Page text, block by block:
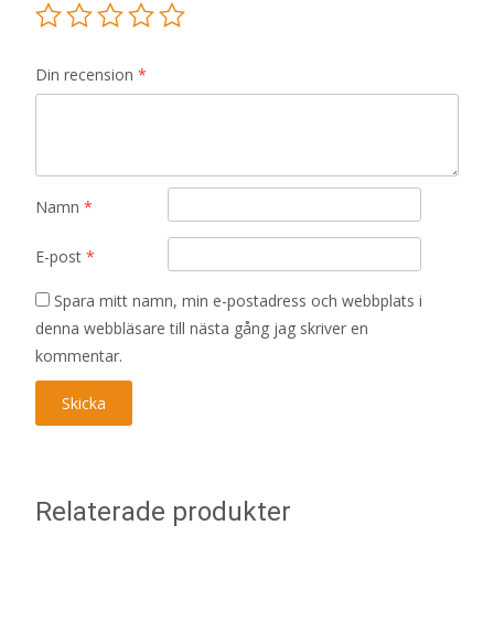
Din recension *
Namn *
E-post *
Spara mitt namn, min e-postadress och webbplats i
denna webbläsare till nästa gång jag skriver en
kommentar.
Relaterade produkter